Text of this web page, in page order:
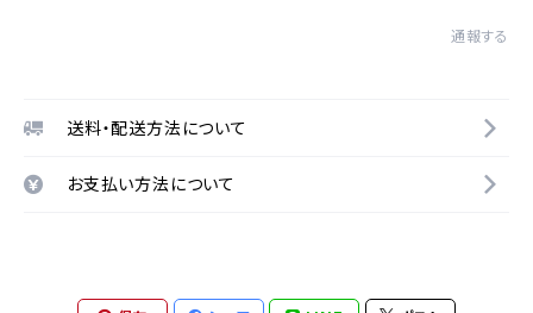
通報する
送料・配送方法について
お支払い方法について